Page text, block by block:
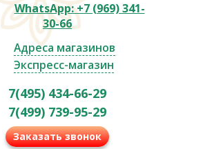
WhatsApp: +7 (969) 341-
30-66
Адреса магазинов
Экспресс-магазин
7(495) 434-66-29
7(499) 739-95-29
Заказать звонок